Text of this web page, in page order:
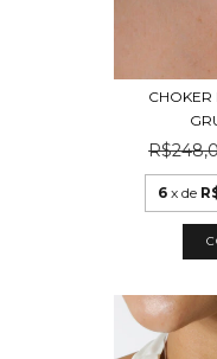
CHOKER
6 x de